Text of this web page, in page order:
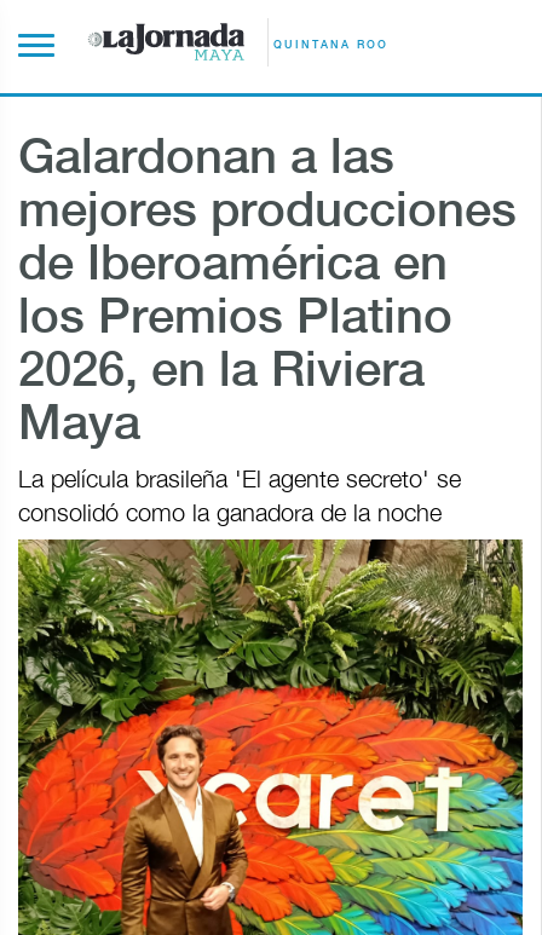
QUINTANA ROO
Galardonan a las
mejores producciones
de Iberoamérica en
los Premios Platino
2026, en la Riviera
Maya
La película brasileña 'El agente secreto' se
consolidó como la ganadora de la noche